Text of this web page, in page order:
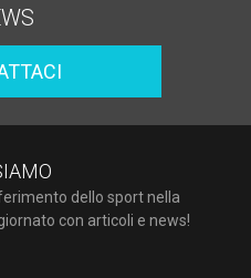
dello sport nella
con articoli e news!